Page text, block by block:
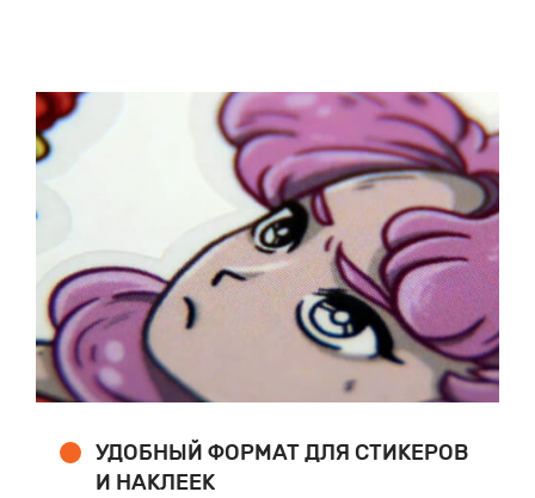
УДОБНЫЙ ФОРМАТ ДЛЯ СТИКЕРОВ
И НАКЛЕЕК